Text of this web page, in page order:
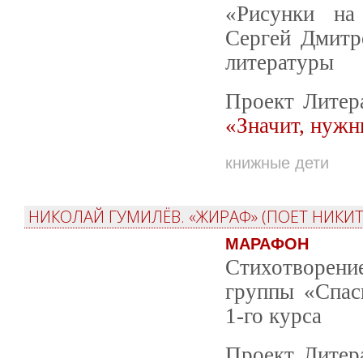
«Рисунки на
Сергей
литературы
Проект
«Значит,
книжные дети
НИКОЛАЙ ГУМИЛЁВ. «ЖИРАФ» (ПОЕТ
МАРАФОН
группы
1-го курса